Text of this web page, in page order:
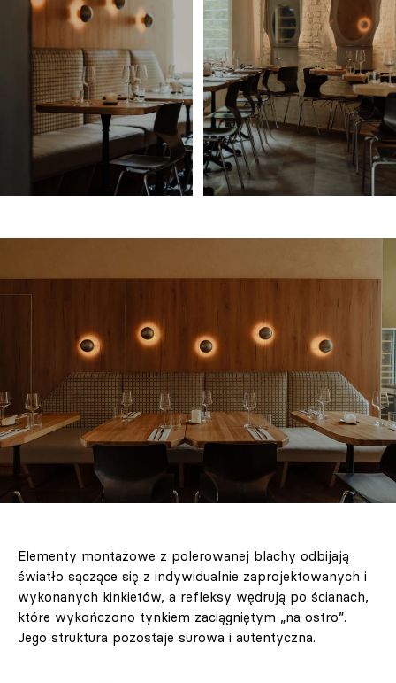
Elementy montażowe z polerowanej blachy odbijają
światło sączące się z indywidualnie zaprojektowanych i
wykonanych kinkietów, a refleksy wędrują po ścianach,
które wykończono tynkiem zaciągniętym „na ostro”.
Jego struktura pozostaje surowa i autentyczna.